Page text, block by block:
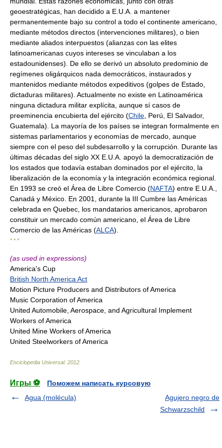
geoestratégicas, han decidido a E.U.A. a mantener
permanentemente bajo su control a todo el continente americano,
mediante métodos directos (intervenciones militares), o bien
mediante aliados interpuestos (alianzas con las elites
latinoamericanas cuyos intereses se vinculaban a los
estadounidenses). De ello se derivó un absoluto predominio de
regímenes oligárquicos nada democráticos, instaurados y
mantenidos mediante métodos expeditivos (golpes de Estado,
dictaduras militares). Actualmente no existe en Latinoamérica
ninguna dictadura militar explícita, aunque sí casos de
preeminencia encubierta del ejército (Chile, Perú, El Salvador,
Guatemala). La mayoría de los países se integran formalmente en
sistemas parlamentarios y economías de mercado, aunque
siempre con el peso del subdesarrollo y la corrupción. Durante las
últimas décadas del siglo XX E.U.A. apoyó la democratización de
los estados que todavía estaban dominados por el ejército, la
liberalización de la economía y la integración económica regional.
En 1993 se creó el Área de Libre Comercio (NAFTA) entre E.U.A.,
Canadá y México. En 2001, durante la III Cumbre las Américas
celebrada en Quebec, los mandatarios americanos, aprobaron
constituir un mercado común americano, el Área de Libre
Comercio de las Américas (ALCA).
* * *
(as used in expressions)
America's Cup
British North America Act
Motion Picture Producers and Distributors of America
Music Corporation of America
United Automobile, Aerospace, and Agricultural Implement
Workers of America
United Mine Workers of America
United Steelworkers of America
Enciclopedia Universal. 2012
Игры ⚽
Поможем написать курсовую
Agua (molécula)
Agujero negro de
Schwarzschild